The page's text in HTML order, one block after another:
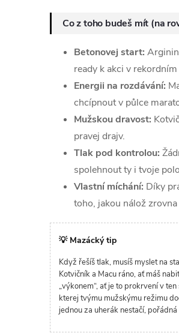
Co z toho budeš mít (na
Betonovej start:
ready k akci v rekordním
Energii na rozdávání:
chcípnout v půlce
Mužskou dravost:
pravej drajv.
Tlak pod kontrolou:
spolehnout ty i tvoje
Vlastní míchání: Díky
toho, jakou nálož
💡 Mazácký tip
Když řešíš tlak, musíš myslet na
Kotvičník a Macu ráno, ať máš
„výkonem“, ať je to prokrvení v
kterej tvýmu mužskýmu režimu
jednou za uherák nestačí,